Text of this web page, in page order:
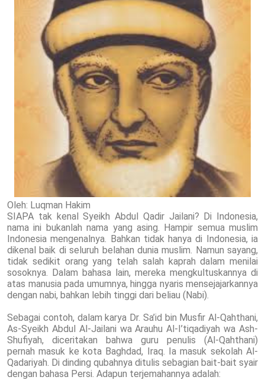
Oleh: Luqman Hakim
SIAPA tak kenal Syeikh Abdul Qadir Jailani? Di Indonesia,
nama ini bukanlah nama yang asing. Hampir semua muslim
Indonesia mengenalnya. Bahkan tidak hanya di Indonesia, ia
dikenal baik di seluruh belahan dunia muslim. Namun sayang,
tidak sedikit orang yang telah salah kaprah dalam menilai
sosoknya. Dalam bahasa lain, mereka mengkultuskannya di
atas manusia pada umumnya, hingga nyaris mensejajarkannya
dengan nabi, bahkan lebih tinggi dari beliau (Nabi).
Sebagai contoh, dalam karya Dr. Sa’id bin Musfir Al-Qahthani,
As-Syeikh Abdul Al-Jailani wa Arauhu Al-I’tiqadiyah wa Ash-
Shufiyah, diceritakan bahwa guru penulis (Al-Qahthani)
pernah masuk ke kota Baghdad, Iraq. Ia masuk sekolah Al-
Qadariyah. Di dinding qubahnya ditulis sebagian bait-bait syair
dengan bahasa Persi. Adapun terjemahannya adalah: